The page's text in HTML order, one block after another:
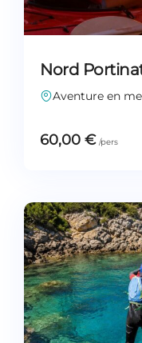
Nord
Aventure en
60,00 €